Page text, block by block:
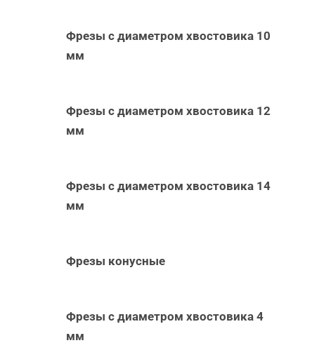
Фрезы с диаметром хвостовика 10
мм
Фрезы с диаметром хвостовика 12
мм
Фрезы с диаметром хвостовика 14
мм
Фрезы конусные
Фрезы с диаметром хвостовика 4
мм